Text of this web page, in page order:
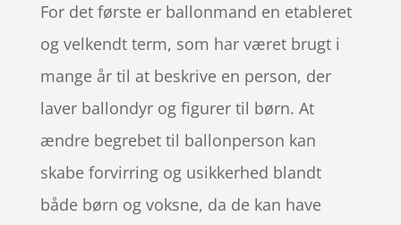
For det første er ballonmand en etableret
og velkendt term, som har været brugt i
mange år til at beskrive en person, der
laver ballondyr og figurer til børn. At
ændre begrebet til ballonperson kan
skabe forvirring og usikkerhed blandt
både børn og voksne, da de kan have